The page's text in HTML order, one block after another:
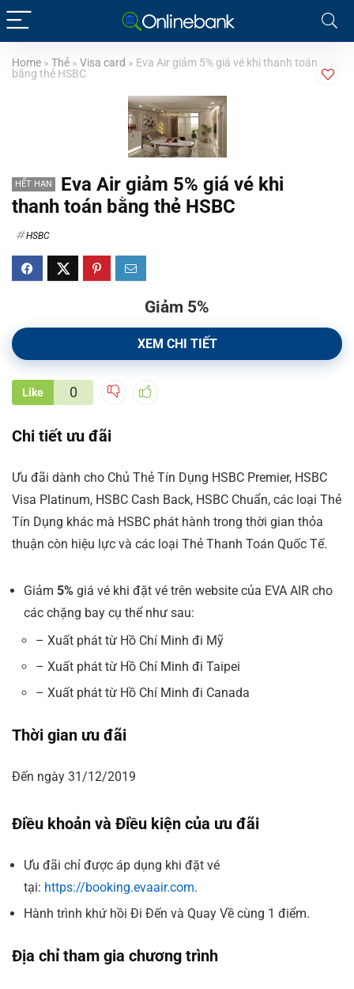
Home » Thẻ » Visa card » Eva Air giảm 5% giá vé khi thanh toán
bằng thẻ HSBC
HẾT HẠN
Eva Air giảm 5% giá vé khi
thanh toán bằng thẻ HSBC
HSBC
Giảm 5%
XEM CHI TIẾT
Like 0
Chi tiết ưu đãi
Ưu đãi dành cho Chủ Thẻ Tín Dụng HSBC Premier, HSBC
Visa Platinum, HSBC Cash Back, HSBC Chuẩn, các loại Thẻ
Tín Dụng khác mà HSBC phát hành trong thời gian thỏa
thuận còn hiệu lực và các loại Thẻ Thanh Toán Quốc Tế.
Giảm 5% giá vé khi đặt vé trên website của EVA AIR cho
các chặng bay cụ thể như sau:
– Xuất phát từ Hồ Chí Minh đi Mỹ
– Xuất phát từ Hồ Chí Minh đi Taipei
– Xuất phát từ Hồ Chí Minh đi Canada
Thời gian ưu đãi
Đến ngày 31/12/2019
Điều khoản và Điều kiện của ưu đãi
Ưu đãi chỉ được áp dụng khi đặt vé
tại: https://booking.evaair.com.
Hành trình khứ hồi Đi Đến và Quay Về cùng 1 điểm.
Địa chỉ tham gia chương trình